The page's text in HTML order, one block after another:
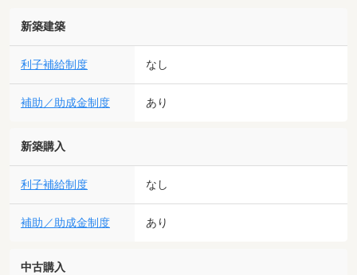
新築建築
利子補給制度 なし
補助／助成金制度 あり
新築購入
利子補給制度 なし
補助／助成金制度 あり
中古購入